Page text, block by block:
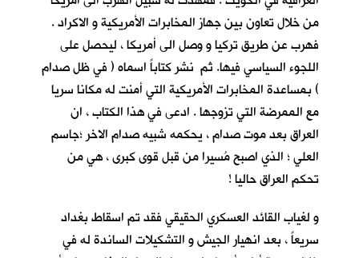
من خلال تعاون بين جهاز المخابرات الأمريكية و الاكراد .
فهرب عن طريق تركيا و وصل الى أمريكا ، ليحصل على
اللجوء السياسي فيها. ثم نشر كتاباً اسماه ( في ظل صدام
) بمساعدة المخابرات الأمريكية التي أمنت له مكانا سريا
مع الممرضة التي تزوجها . ادعى في هذا الكتاب ، ان
العراق بعد موت صدام ، يحكمه شبيه صدام الاخر ؛جاسم
العلي ؛ الذي اصبح مُسيرا من قبل قوى كبرى ، هي من
تحكم العراق حاليا !
و لغياب القائد العسكري الحقيقي فقد تم اسقاط بغداد
سريعاً ، بعد انهيار الجيش و التشكيلات الساندة له في